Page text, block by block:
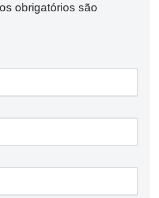
obrigatórios são